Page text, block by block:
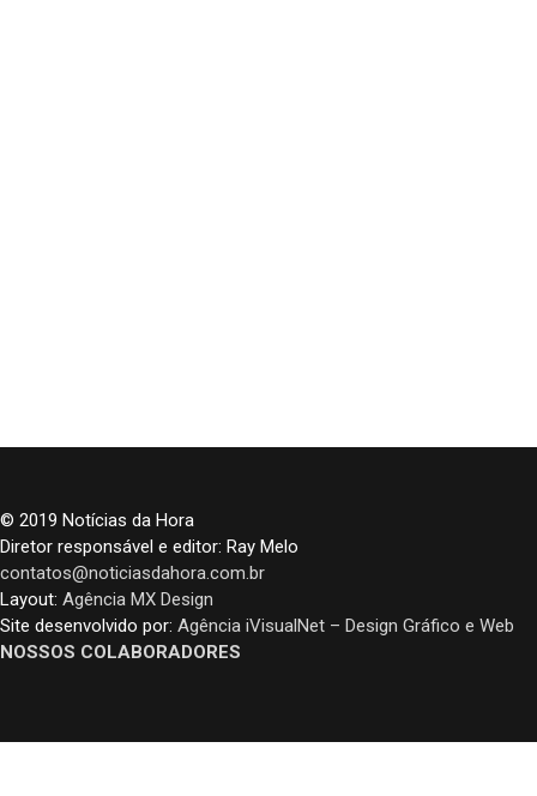
© 2019 Notícias da Hora
Diretor responsável e editor: Ray Melo
contatos@noticiasdahora.com.br
Layout: Agência MX Design
Site desenvolvido por: Agência iVisualNet – Design Gráfico e Web
NOSSOS COLABORADORES